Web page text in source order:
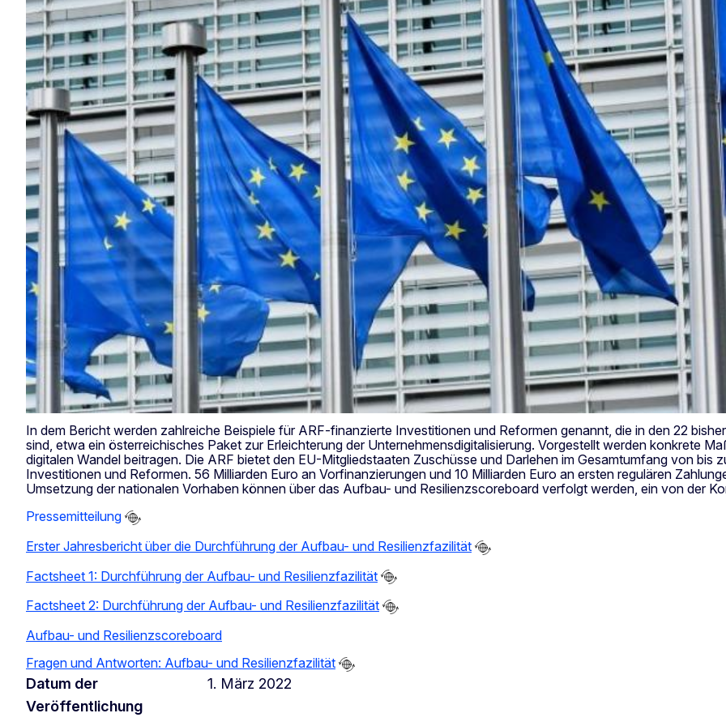
In dem Bericht werden zahlreiche Beispiele für ARF-finanzierte Investitionen und Reformen genannt, die in den 22
sind, etwa ein österreichisches Paket zur Erleichterung der Unternehmensdigitalisierung. Vorgestellt werden konkrete
digitalen Wandel beitragen. Die ARF bietet den EU-Mitgliedstaaten Zuschüsse und Darlehen im Gesamtumfang von bis
Investitionen und Reformen. 56 Milliarden Euro an Vorfinanzierungen und 10 Milliarden Euro an ersten regulären
Umsetzung der nationalen Vorhaben können über das Aufbau- und Resilienzscoreboard verfolgt werden, ein von der
Pressemitteilung
Erster Jahresbericht über die Durchführung der Aufbau- und Resilienzfazilität
Factsheet 1: Durchführung der Aufbau- und Resilienzfazilität
Factsheet 2: Durchführung der Aufbau- und Resilienzfazilität
Aufbau- und Resilienzscoreboard
Fragen und Antworten: Aufbau- und Resilienzfazilität
Datum der
Veröffentlichung
1. März 2022